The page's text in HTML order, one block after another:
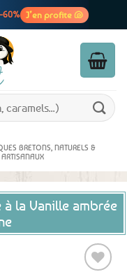
J’en profite 🐚
BRETONS, NATURELS &
à la Vanille ambrée